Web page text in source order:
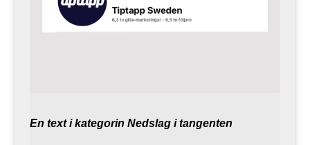
En text i kategorin Nedslag i tangenten